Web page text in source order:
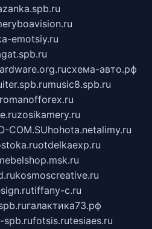
emotsiy.ru
схема-авто.рф
music8.spb.ru
romanofforex.ru
zosikamery.ru
COM.SUhohota.netalimy.ru
otdelkaexp.ru
kosmoscreative.ru
tiffany-c.ru
галактика73.рф
spb.rufotsis.rutesiaes.ru